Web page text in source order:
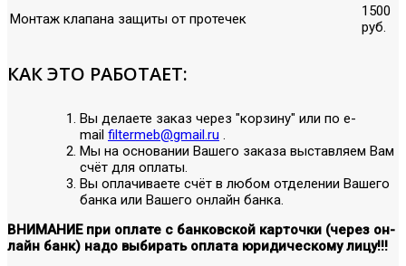
Монтаж клапана защиты от протечек
1500
руб.
КАК ЭТО РАБОТАЕТ:
Вы делаете заказ через "корзину" или по е-
mail filtermeb@gmail.ru .
Мы на основании Вашего заказа выставляем Вам
счёт для оплаты.
Вы оплачиваете счёт в любом отделении Вашего
банка или Вашего онлайн банка.
ВНИМАНИЕ при оплате с банковской карточки (через он-
лайн банк) надо выбирать оплата юридическому лицу!!!